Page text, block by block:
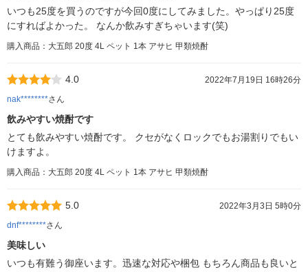
いつも25度を買うのですが今回0度にしてみました。やっぱり25度
にすればよかった。 なんか飲みすぎちゃいます(笑)
購入商品：大五郎 20度 4L ペット 1本 アサヒ 甲類焼酎
4.0
2022年7月19日 16時26分
nak********さん
飲みやすい焼酎です
とても飲みやすい焼酎です。 クセがなくロックでもお湯割りでもい
けますよ。
購入商品：大五郎 20度 4L ペット 1本 アサヒ 甲類焼酎
5.0
2022年3月3日 5時0分
dnf********さん
美味しい
いつも有難う御座います。迅速な対応や梱包 もちろん商品も良いと